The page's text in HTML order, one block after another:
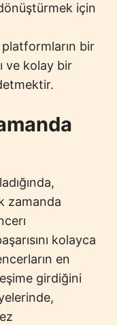
için
bir
ve kolay bir
zamanda
kolayca
en
girdiğini